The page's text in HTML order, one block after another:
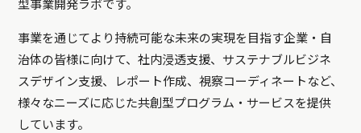
型事業開発ラボです。
事業を通じてより持続可能な未来の実現を目指す企業・自
治体の皆様に向けて、社内浸透支援、サステナブルビジネ
スデザイン支援、レポート作成、視察コーディネートなど、
様々なニーズに応じた共創型プログラム・サービスを提供
しています。